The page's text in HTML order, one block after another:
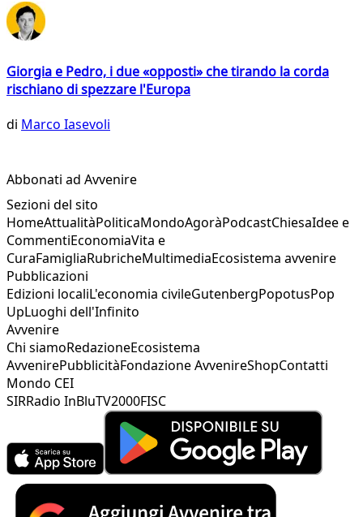
Giorgia e Pedro, i due «opposti» che tirando la corda
rischiano di spezzare l'Europa
di Marco Iasevoli
Abbonati ad Avvenire
Sezioni del sito
HomeAttualitàPoliticaMondoAgoràPodcastChiesaIdee e
CommentiEconomiaVita e
CuraFamigliaRubricheMultimediaEcosistema avvenire
Pubblicazioni
Edizioni localiL'economia civileGutenbergPopotusPop
UpLuoghi dell'Infinito
Avvenire
Chi siamoRedazioneEcosistema
AvvenirePubblicitàFondazione AvvenireShopContatti
Mondo CEI
SIRRadio InBluTV2000FISC